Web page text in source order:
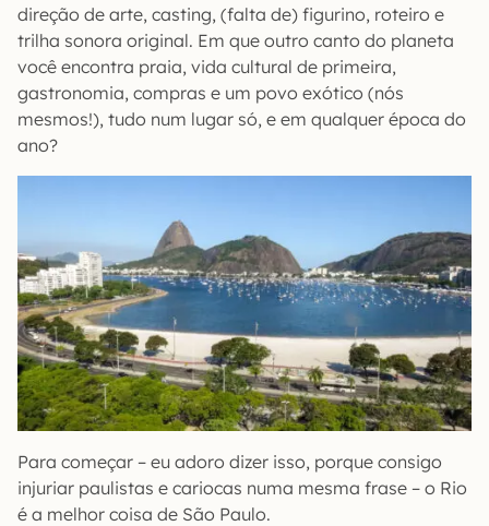
direção de arte, casting, (falta de) figurino, roteiro e
trilha sonora original. Em que outro canto do planeta
você encontra praia, vida cultural de primeira,
gastronomia, compras e um povo exótico (nós
mesmos!), tudo num lugar só, e em qualquer época do
ano?
Para começar – eu adoro dizer isso, porque consigo
injuriar paulistas e cariocas numa mesma frase – o Rio
é a melhor coisa de São Paulo.